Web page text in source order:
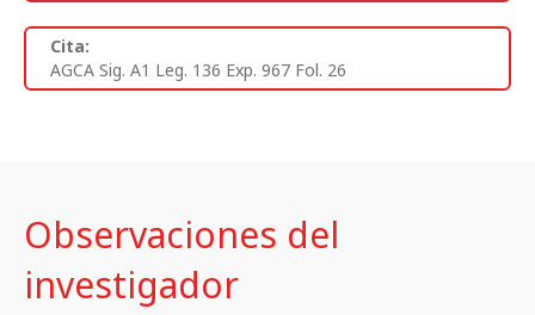
Cita:
AGCA Sig. A1 Leg. 136 Exp. 967 Fol. 26
Observaciones del
investigador